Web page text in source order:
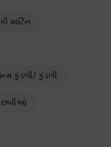
માર્ટિન
કુંડળી/ કુંડળી
છબીઓ